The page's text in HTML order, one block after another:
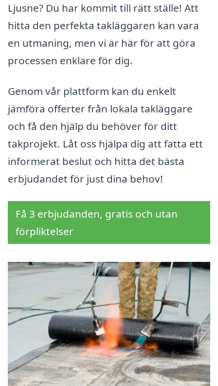
Ljusne? Du har kommit till rätt ställe! Att
hitta den perfekta takläggaren kan vara
en utmaning, men vi är här för att göra
processen enklare för dig.
Genom vår plattform kan du enkelt
jämföra offerter från lokala takläggare
och få den hjälp du behöver för ditt
takprojekt. Låt oss hjälpa dig att fatta ett
informerat beslut och hitta det bästa
erbjudandet för just dina behov!
Få 3 erbjudanden, gratis och utan
förpliktelser